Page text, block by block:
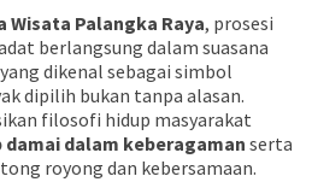
Wisata Palangka Raya, prosesi
berlangsung dalam suasana
dikenal sebagai simbol
dipilih bukan tanpa alasan.
filosofi hidup masyarakat
damai dalam keberagaman serta
royong dan kebersamaan.